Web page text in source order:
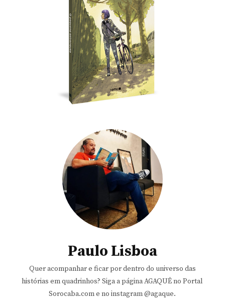
Paulo Lisboa
Quer acompanhar e ficar por dentro do universo das
histórias em quadrinhos? Siga a página AGAQUÊ no Portal
Sorocaba.com e no instagram @agaque.